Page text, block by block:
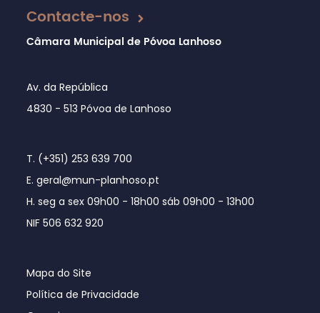
Contacte-nos
Câmara Municipal de Póvoa Lanhoso
Av. da República
4830 - 513 Póvoa de Lanhoso
T. (+351) 253 639 700
E. geral@mun-planhoso.pt
H. seg a sex 09h00 - 18h00 sáb 09h00 - 13h00
NIF 506 632 920
Mapa do Site
Política de Privacidade